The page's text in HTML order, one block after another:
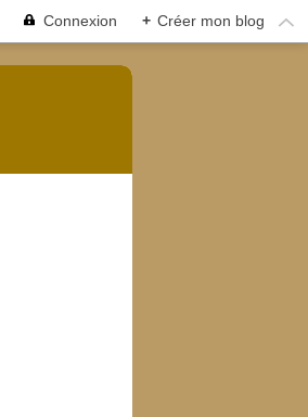
Connexion + Créer mon blog